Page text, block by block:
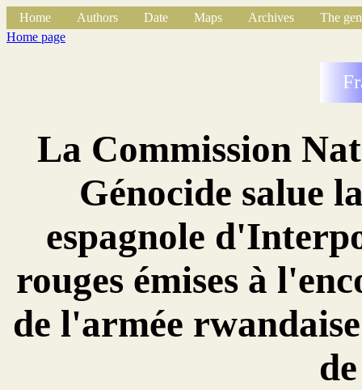
Home Authors Date Maps Archives
The
Home page
La Commission
Génocide salue
espagnole
rouges émises à
de l'armée